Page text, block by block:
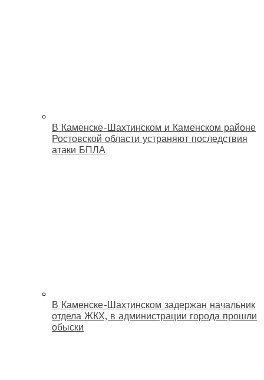
В Каменске-Шахтинском и Каменском районе
Ростовской области устраняют последствия
атаки БПЛА
В Каменске-Шахтинском задержан начальник
отдела ЖКХ, в администрации города прошли
обыски